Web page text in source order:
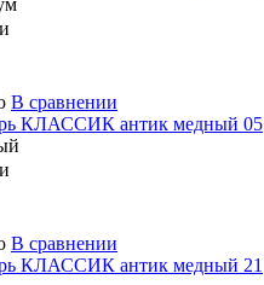
В сравнении
КЛАССИК антик медный 05
В сравнении
КЛАССИК антик медный 21